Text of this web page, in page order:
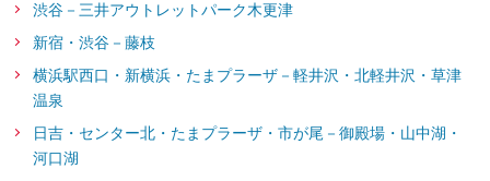
渋谷－三井アウトレットパーク木更津
新宿・渋谷－藤枝
横浜駅西口・新横浜・たまプラーザ－軽井沢・北軽井沢・草津
温泉
日吉・センター北・たまプラーザ・市が尾－御殿場・山中湖・
河口湖